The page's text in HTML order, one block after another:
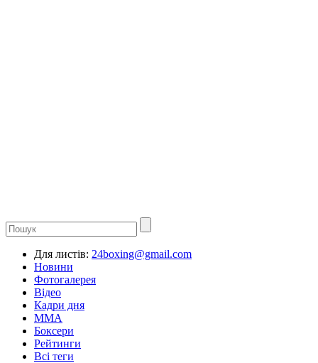
Для листів: 24boxing@gmail.com
Новини
Фотогалерея
Відео
Кадри дня
ММА
Боксери
Рейтинги
Всі теги